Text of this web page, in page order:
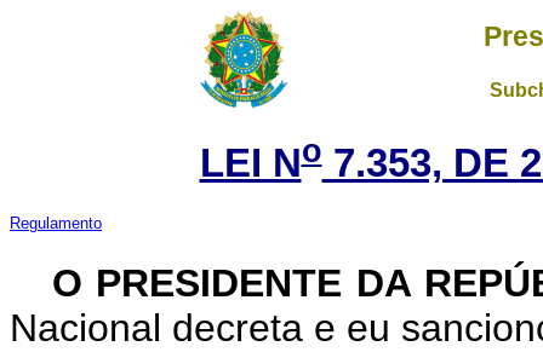
LEI No7.353, DE
Regulamento
O PRESIDENTE DA
Nacional decreta e eu